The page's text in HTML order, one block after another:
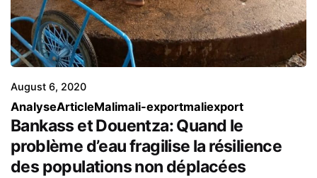
Posted by
Mamadou Togola et Modibo Cissé
August 6, 2020
AnalyseArticleMalimali-exportmaliexport
Bankass et Douentza: Quand le
problème d’eau fragilise la résilience
des populations non déplacées